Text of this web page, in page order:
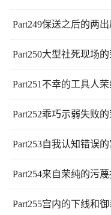
Part249保送之后的两出
Part250大型社死现场
Part251不幸的工具人
Part252乖巧示弱失败
Part253自我认知错误
Part254来自荣纯的污
Part255宫内的下线和